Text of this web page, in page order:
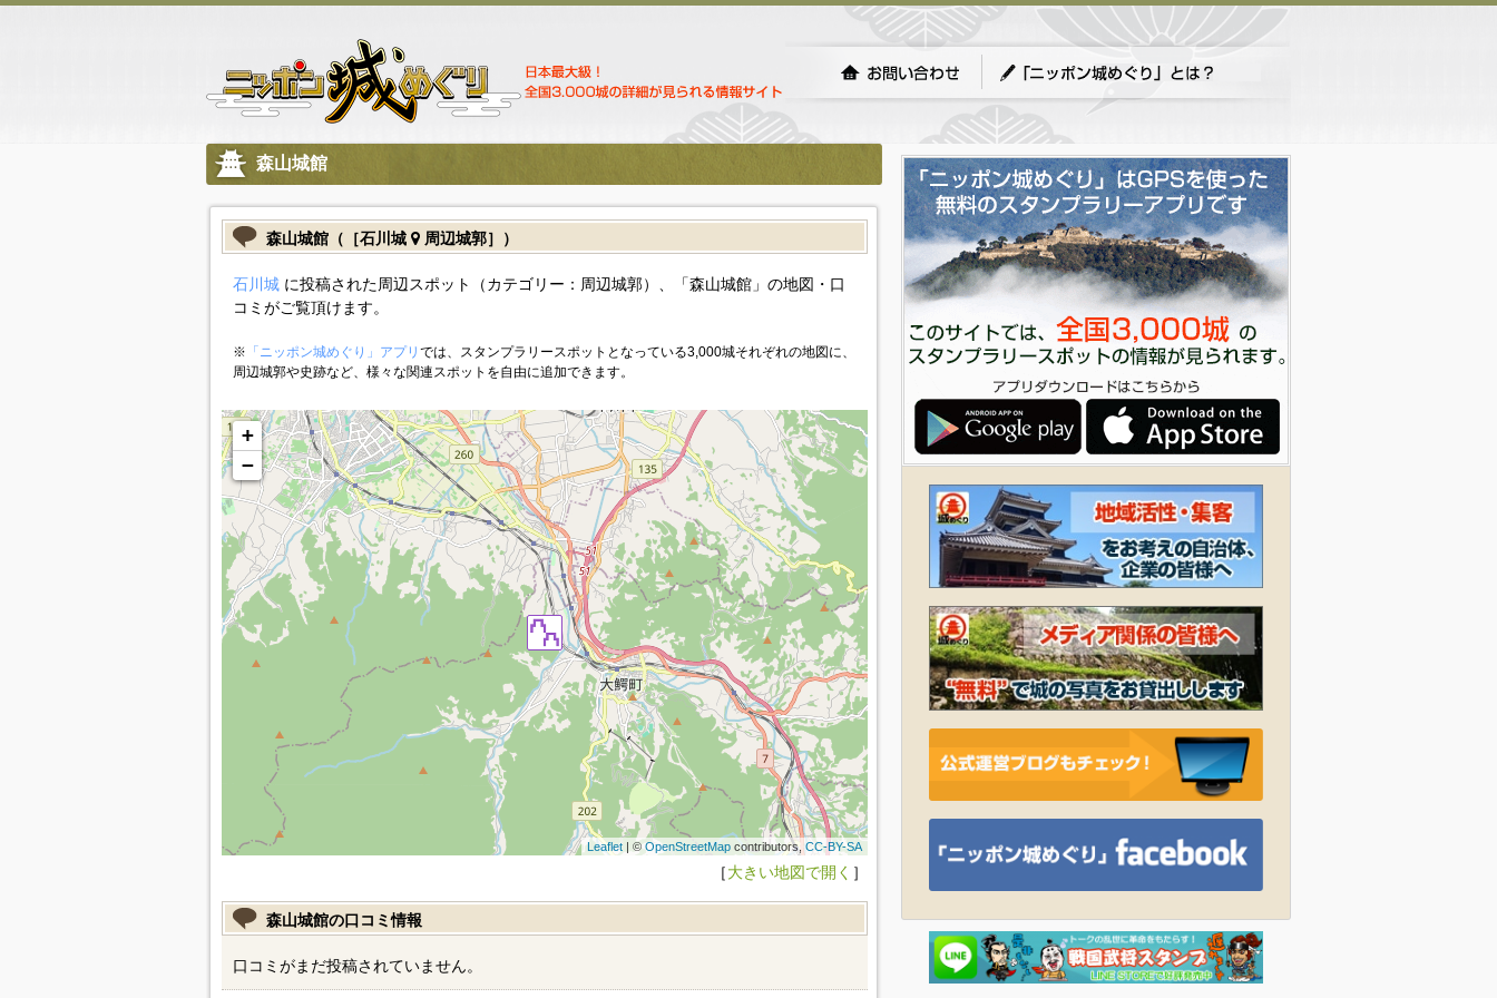
森山城館
森山城館（［石川城 周辺城郭］）
石川城に投稿された周辺スポット（カテゴリー：周辺城郭）、「森山城館」の地図・口
コミがご覧頂けます。
※ 「ニッポン城めぐり」アプリ では、スタンプラリースポットとなっている3,000城それぞれの地図に、
周辺城郭や史跡など、様々な関連スポットを自由に追加できます。
+
−
Leaflet| © OpenStreetMapcontributors, CC-BY-SA
［大きい地図で開く ］
森山城館の口コミ情報
口コミがまだ投稿されていません。